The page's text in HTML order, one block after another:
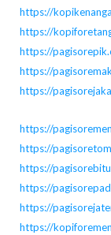
https://
https://
https://
https://
https://
https://
https://
https://
https://
https://
https://